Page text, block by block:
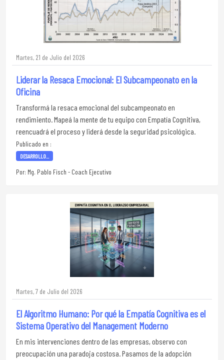
Martes, 21 de Julio del 2026
Liderar la Resaca Emocional: El Subcampeonato en la
Oficina
Transformá la resaca emocional del subcampeonato en
rendimiento. Mapeá la mente de tu equipo con Empatía Cognitiva,
reencuadrá el proceso y liderá desde la seguridad psicológica.
Publicado en :
DESARROLLO...
Por: Mg. Pablo Fisch - Coach Ejecutivo
Martes, 7 de Julio del 2026
El Algoritmo Humano: Por qué la Empatía Cognitiva es el
Sistema Operativo del Management Moderno
En mis intervenciones dentro de las empresas, observo con
preocupación una paradoja costosa. Pasamos de la adopción